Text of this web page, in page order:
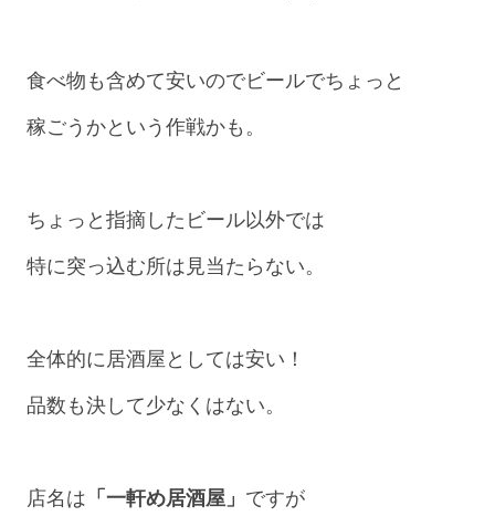
食べ物も含めて安いのでビールでちょっと
稼ごうかという作戦かも。
ちょっと指摘したビール以外では
特に突っ込む所は見当たらない。
全体的に居酒屋としては安い！
品数も決して少なくはない。
店名は 「一軒め居酒屋」 ですが